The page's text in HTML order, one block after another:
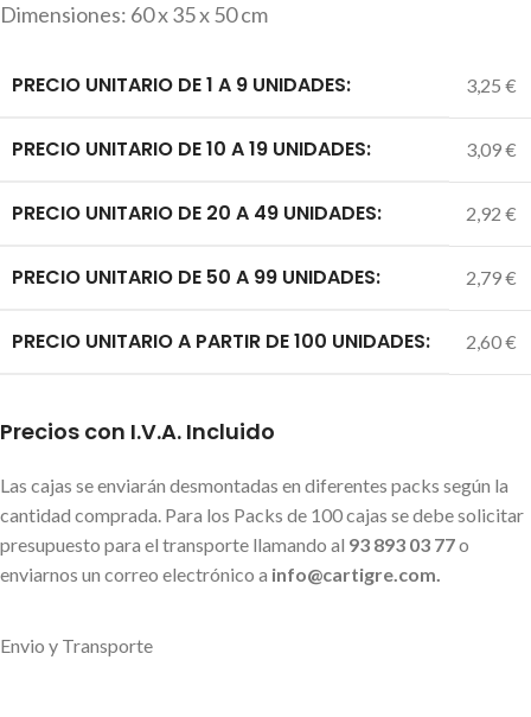
Dimensiones: 60 x 35 x 50 cm
PRECIO UNITARIO DE 1 A 9 UNIDADES: 3,25 €
PRECIO UNITARIO DE 10 A 19 UNIDADES: 3,09 €
PRECIO UNITARIO DE 20 A 49 UNIDADES: 2,92 €
PRECIO UNITARIO DE 50 A 99 UNIDADES: 2,79 €
PRECIO UNITARIO A PARTIR DE 100 UNIDADES: 2,60 €
Precios con I.V.A. Incluido
Las cajas se enviarán desmontadas en diferentes packs según la
cantidad comprada. Para los Packs de 100 cajas se debe solicitar
presupuesto para el transporte llamando al 93 893 03 77o
enviarnos un correo electrónico a info@cartigre.com.
Envio y Transporte